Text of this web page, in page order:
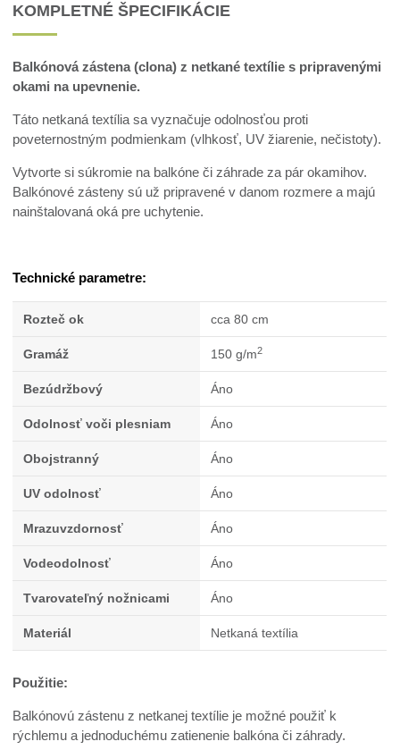
KOMPLETNÉ ŠPECIFIKÁCIE
Balkónová zástena (clona) z netkané textílie s pripravenými
okami na upevnenie.
Táto netkaná textília sa vyznačuje odolnosťou proti
poveternostným podmienkam (vlhkosť, UV žiarenie, nečistoty).
Vytvorte si súkromie na balkóne či záhrade za pár okamihov.
Balkónové zásteny sú už pripravené v danom rozmere a majú
nainštalovaná oká pre uchytenie.
Technické parametre:
Rozteč ok cca 80 cm
Gramáž 150 g/m2
Bezúdržbový Áno
Odolnosť voči plesniam Áno
Obojstranný Áno
UV odolnosť Áno
Mrazuvzdornosť Áno
Vodeodolnosť Áno
Tvarovateľný nožnicami Áno
Materiál Netkaná textília
Použitie:
Balkónovú zástenu z netkanej textílie je možné použiť k
rýchlemu a jednoduchému zatienenie balkóna či záhrady.